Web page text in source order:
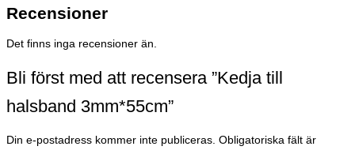
Recensioner
Det finns inga recensioner än.
Bli först med att recensera ”Kedja till
halsband 3mm*55cm”
Din e-postadress kommer inte publiceras. Obligatoriska fält är